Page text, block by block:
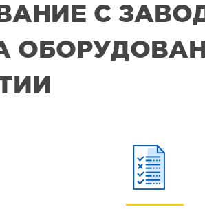
С